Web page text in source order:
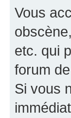
Vous
etc. qui
forum
Si vous